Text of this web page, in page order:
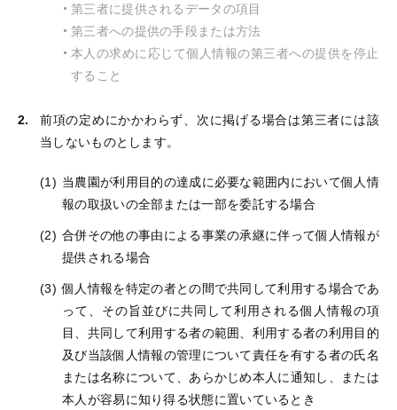
第三者に提供されるデータの項目
第三者への提供の手段または方法
本人の求めに応じて個人情報の第三者への提供を停止
すること
前項の定めにかかわらず、次に掲げる場合は第三者には該
当しないものとします。
当農園が利用目的の達成に必要な範囲内において個人情
報の取扱いの全部または一部を委託する場合
合併その他の事由による事業の承継に伴って個人情報が
提供される場合
個人情報を特定の者との間で共同して利用する場合であ
って、その旨並びに共同して利用される個人情報の項
目、共同して利用する者の範囲、利用する者の利用目的
及び当該個人情報の管理について責任を有する者の氏名
または名称について、あらかじめ本人に通知し、または
本人が容易に知り得る状態に置いているとき